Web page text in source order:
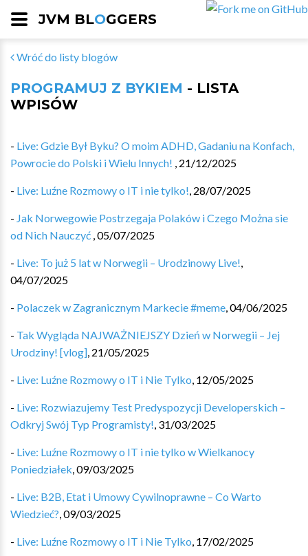
JVM BLOGGERS
Wróć do listy blogów
PROGRAMUJ Z BYKIEM - LISTA
WPISÓW
- Live: Gdzie Był Byku? O moim ADHD, Gadaniu na Konfach,
Powrocie do Polski i Wielu Innych! , 21/12/2025
- Live: Luźne Rozmowy o IT i nie tylko!, 28/07/2025
- Jak Norwegowie Postrzegaja Polaków i Czego Można sie
od Nich Nauczyć ,05/07/2025
- Live: To już 5 lat w Norwegii – Urodzinowy Live!,
04/07/2025
- Polaczek w Zagranicznym Markecie #meme,04/06/2025
- Tak Wygląda NAJWAŻNIEJSZY Dzień w Norwegii – Jej
Urodziny! [vlog], 21/05/2025
- Live: Luźne Rozmowy o IT i Nie Tylko, 12/05/2025
- Live: Rozwiazujemy Test Predyspozycji Developerskich –
Odkryj Swój Typ Programisty!, 31/03/2025
- Live: Luźne Rozmowy o IT i nie tylko w Wielkanocy
Poniedziałek,09/03/2025
- Live: B2B, Etat i Umowy Cywilnoprawne – Co Warto
Wiedzieć?,09/03/2025
- Live: Luźne Rozmowy o IT i Nie Tylko, 17/02/2025